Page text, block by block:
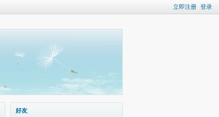
立即注册 登录
好友